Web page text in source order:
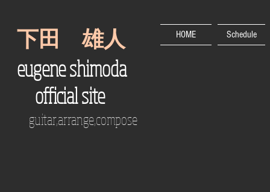
下田 雄人
eugene shimoda
official site
HOME Schedule
guitar,arrange,compose